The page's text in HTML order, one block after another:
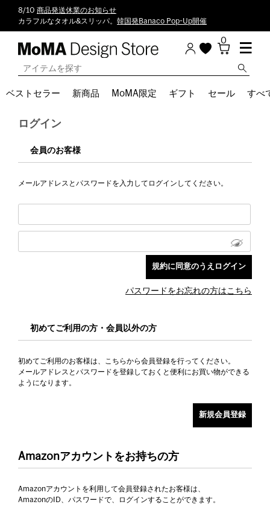
8/10 商品発送休業のお知らせ
カラフルなタオル&スリッパ。 韓国発Banaco Pop-Up開催
0
ベストセラー 新商品 MoMA限定 ギフト セール すべ
ログイン
会員のお客様
メールアドレスとパスワードを入力してログインしてください。
パスワードをお忘れの方はこちら
初めてご利用の方・会員以外の方
初めてご利用のお客様は、こちらから会員登録を行ってください。
メールアドレスとパスワードを登録しておくと便利にお買い物ができる
ようになります。
Amazonアカウントをお持ちの方
Amazonアカウントを利用して会員登録されたお客様は、
AmazonのID、パスワードで、ログインすることができます。